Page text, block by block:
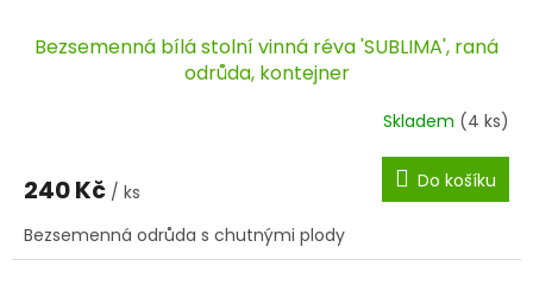
Bezsemenná bílá stolní vinná réva 'SUBLIMA', raná
odrůda, kontejner
Skladem (4 ks)
240 Kč / ks Do košíku
Bezsemenná odrůda s chutnými plody